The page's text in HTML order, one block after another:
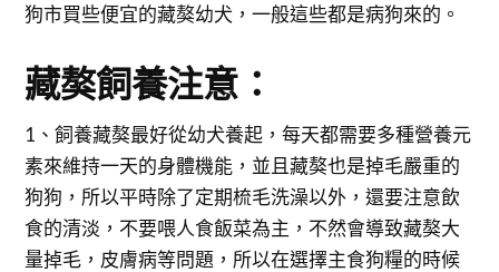
狗市買些便宜的藏獒幼犬，一般這些都是病狗來的。
藏獒飼養注意：
1、飼養藏獒最好從幼犬養起，每天都需要多種營養元
素來維持一天的身體機能，並且藏獒也是掉毛嚴重的
狗狗，所以平時除了定期梳毛洗澡以外，還要注意飲
食的清淡，不要喂人食飯菜為主，不然會導致藏獒大
量掉毛，皮膚病等問題，所以在選擇主食狗糧的時候